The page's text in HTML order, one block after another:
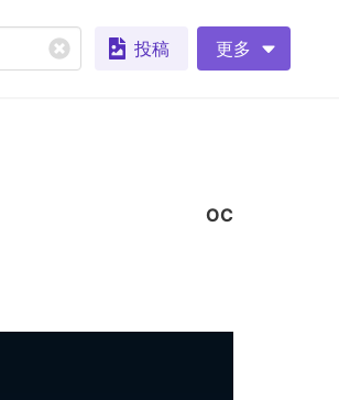
投稿 更多
OC